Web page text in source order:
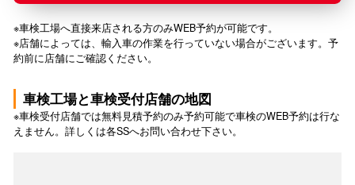
※車検工場へ直接来店される方のみWEB予約が可能です。
※店舗によっては、輸入車の作業を行っていない場合がございます。予
約前に店舗にご確認ください。
車検工場と車検受付店舗の地図
※車検受付店舗では無料見積予約のみ予約可能で車検のWEB予約は行な
えません。詳しくは各SSへお問い合わせ下さい。